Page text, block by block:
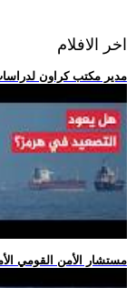
اخر الافلام
.. مدير مكتب كراون
.. مستشار الأمن القومي